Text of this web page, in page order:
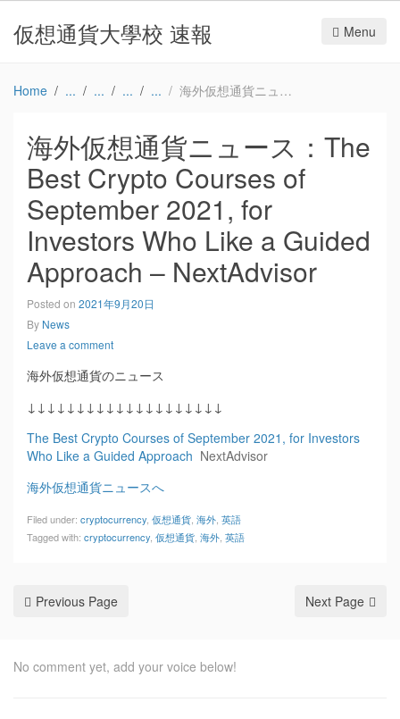
仮想通貨大學校 速報 Menu
Home 海外仮想通貨ニュース：The Best Crypto Courses of September 2021, for Investors Who Like a Guided Approach – NextAdvisor
海外仮想通貨ニュース：The
Best Crypto Courses of
September 2021, for
Investors Who Like a Guided
Approach – NextAdvisor
Posted on 2021年9月20日
By News
Leave a comment
海外仮想通貨のニュース
↓↓↓↓↓↓↓↓↓↓↓↓↓↓↓↓↓↓↓↓
The Best Crypto Courses of September 2021, for Investors
Who Like a Guided Approach NextAdvisor
海外仮想通貨ニュースへ
Filed under: cryptocurrency 仮想通貨 海外 英語
Tagged with: cryptocurrency 仮想通貨 海外 英語
Previous Page Next Page
No comment yet, add your voice below!